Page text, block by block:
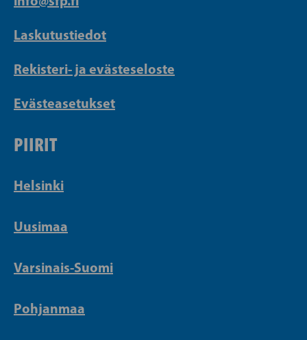
Laskutustiedot
Rekisteri- ja evästeseloste
Evästeasetukset
PIIRIT
Helsinki
Uusimaa
Varsinais-Suomi
Pohjanmaa